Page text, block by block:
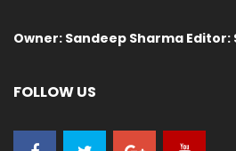
Owner: Sandeep Sharma
FOLLOW US